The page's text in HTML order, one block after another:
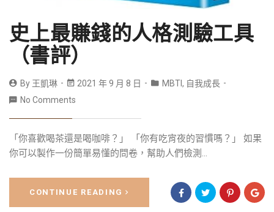
史上最賺錢的人格測驗工具
（書評）
By 王凱琳 2021 年 9 月 8 日 MBTI, 自我成長
No Comments
「你喜歡喝茶還是喝咖啡？」 「你有吃宵夜的習慣嗎？」 如果
你可以製作一份簡單易懂的問卷，幫助人們檢測...
CONTINUE READING